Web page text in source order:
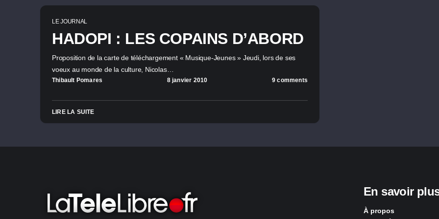
LE JOURNAL
HADOPI : LES COPAINS D’ABORD
Proposition de la carte de téléchargement « Musique-Jeunes » Jeudi, lors de ses
voeux au monde de la culture, Nicolas…
Thibault Pomares 8 janvier 2010 9 comments
LIRE LA SUITE
En savoir
À propos